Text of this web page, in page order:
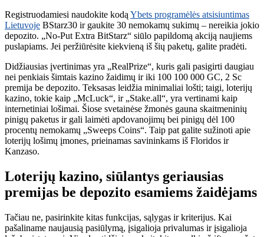
Registruodamiesi naudokite kodą Ybets programėlės atsisiuntimas
Lietuvoje BStarz30 ir gaukite 30 nemokamų sukimų – nereikia jokio
depozito. „No-Put Extra BitStarz“ siūlo papildomą akciją naujiems
puslapiams. Jei peržiūrėsite kiekvieną iš šių paketų, galite pradėti.
Didžiausias įvertinimas yra „RealPrize“, kuris gali pasigirti daugiau
nei penkiais šimtais kazino žaidimų ir iki 100 100 000 GC, 2 Sc
premija be depozito. Teksasas leidžia minimaliai lošti; taigi, loterijų
kazino, tokie kaip „McLuck“, ir „Stake.all“, yra vertinami kaip
internetiniai lošimai. Šiose svetainėse žmonės gauna skaitmeninių
pinigų paketus ir gali laimėti apdovanojimų bei pinigų dėl 100
procentų nemokamų „Sweeps Coins“. Taip pat galite sužinoti apie
loterijų lošimų įmones, prieinamas savininkams iš Floridos ir
Kanzaso.
Loterijų kazino, siūlantys geriausias
premijas be depozito esamiems žaidėjams
Tačiau ne, pasirinkite kitas funkcijas, sąlygas ir kriterijus. Kai
pašaliname naujausią pasiūlymą, įsigalioja privalumas ir įsigalioja